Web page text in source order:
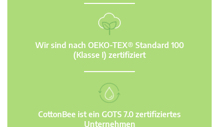
Wir sind nach OEKO-TEX® Standard 100
(Klasse I) zertifiziert
CottonBee ist ein GOTS 7.0 zertifiziertes
Unternehmen